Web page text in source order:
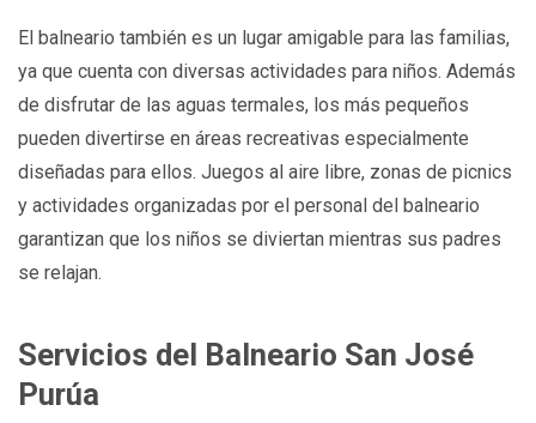
El balneario también es un lugar amigable para las familias,
ya que cuenta con diversas actividades para niños. Además
de disfrutar de las aguas termales, los más pequeños
pueden divertirse en áreas recreativas especialmente
diseñadas para ellos. Juegos al aire libre, zonas de picnics
y actividades organizadas por el personal del balneario
garantizan que los niños se diviertan mientras sus padres
se relajan.
Servicios del Balneario San José
Purúa